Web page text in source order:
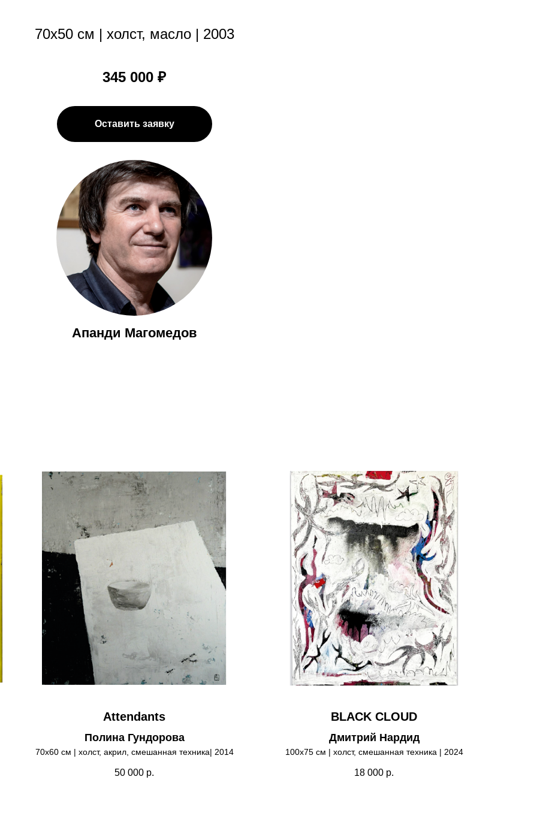
70х50 см | холст, масло | 2003
345 000 ₽
Оставить заявку
Апанди Магомедов
Attendants
Полина Гундорова
70х60 см | холст, акрил, смешанная техника| 2014
50 000 р.
BLACK CLOUD
Дмитрий Нардид
100х75 см | холст, смешанная техника | 2024
18 000 р.